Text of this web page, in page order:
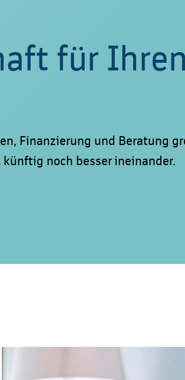
für
Finanzierung und Beratung
noch besser ineinander.